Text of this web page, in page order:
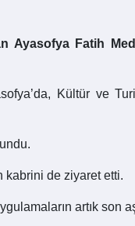
Ayasofya Fatih
Kültür ve
kabrini de ziyaret etti.
artık son